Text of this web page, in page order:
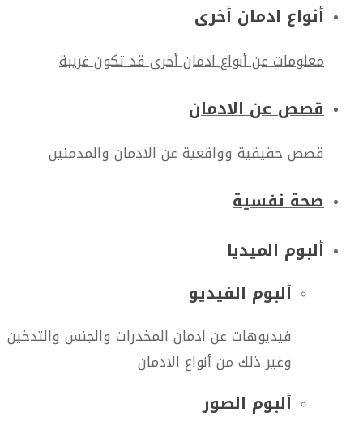
أنواع ادمان أخرى
معلومات عن أنواع ادمان أخرى قد تكون غريبة
قصص عن الادمان
قصص حقيقية وواقعية عن الادمان والمدمنين
صحة نفسية
ألبوم الميديا
ألبوم الفيديو
فيديوهات عن ادمان المخدرات والجنس والتدخين
وغير ذلك من أنواع الادمان
ألبوم الصور